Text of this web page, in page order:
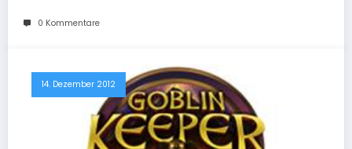
0 Kommentare
14. Dezember 2012